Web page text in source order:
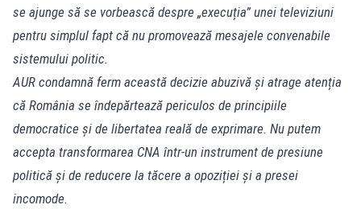
se ajunge să se vorbească despre „execuția” unei televiziuni
pentru simplul fapt că nu promovează mesajele convenabile
sistemului politic.
AUR condamnă ferm această decizie abuzivă și atrage atenția
că România se îndepărtează periculos de principiile
democratice și de libertatea reală de exprimare. Nu putem
accepta transformarea CNA într-un instrument de presiune
politică și de reducere la tăcere a opoziției și a presei
incomode.